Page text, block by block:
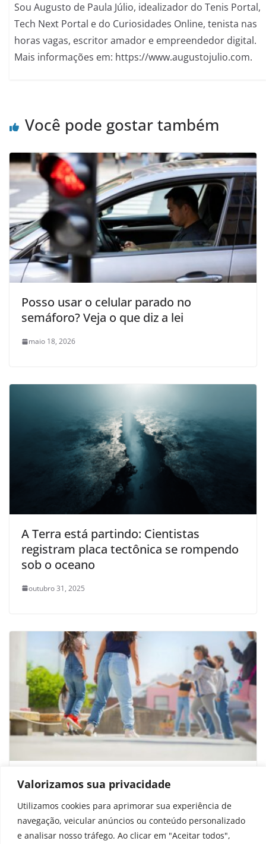
Valorizamos sua privacidade
Utilizamos cookies para aprimorar sua experiência de
navegação, veicular anúncios ou conteúdo personalizado
e analisar nosso tráfego. Ao clicar em "Aceitar todos",
Sou Augusto de Paula Júlio, idealizador do Tenis Portal,
Tech Next Portal e do Curiosidades Online, tenista nas
horas vagas, escritor amador e empreendedor digital.
Mais informações em: https://www.augustojulio.com.
Você pode gostar também
Posso usar o celular parado no
semáforo? Veja o que diz a lei
maio 18, 2026
A Terra está partindo: Cientistas
registram placa tectônica se rompendo
sob o oceano
outubro 31, 2025
Sem celular, desempenho e socialização
melhoram em escolas no Rio de Janeiro
setembro 16, 2025